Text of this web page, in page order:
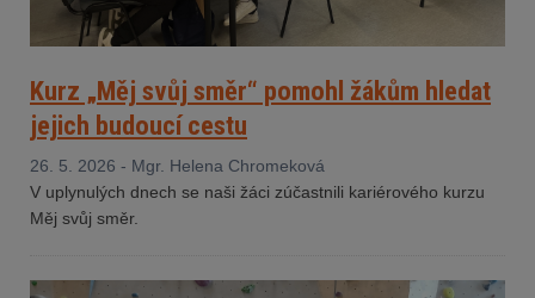
Kurz „Měj svůj směr“ pomohl žákům hledat
jejich budoucí cestu
26. 5. 2026 - Mgr. Helena Chromeková
V uplynulých dnech se naši žáci zúčastnili kariérového kurzu
Měj svůj směr.